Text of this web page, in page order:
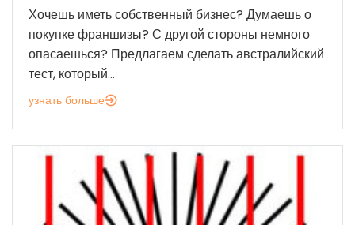
Хочешь иметь собственный бизнес? Думаешь о
покупке франшизы? С другой стороны немного
опасаешься? Предлагаем сделать австралийский
тест, который...
узнать больше